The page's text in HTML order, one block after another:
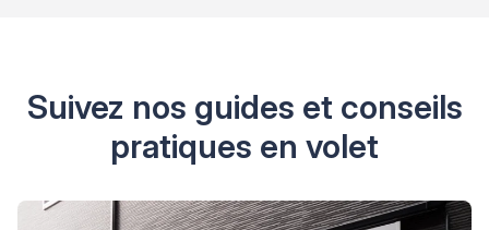
Suivez nos guides et conseils
pratiques en volet